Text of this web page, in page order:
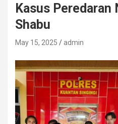
Kasus
Shabu
May 15, 2025 admin